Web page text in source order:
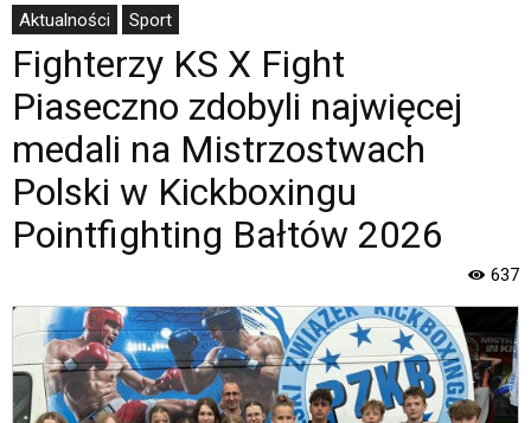
Polski
w
Kickboxingu
Pointfighting
Bałtów
Oficjalna
strona
Miasta
Piaseczno".
Strona
jest
wyposażona
Aktualności Sport
Fighterzy KS X Fight
Piaseczno zdobyli najwięcej
medali na Mistrzostwach
Polski w Kickboxingu
Pointfighting Bałtów 2026
637